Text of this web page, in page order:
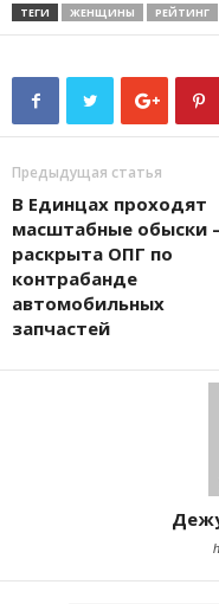
ТЕГИ ЖЕНЩИНЫ РЕЙТИНГ
Предыдущая статья
В Единцах проходят
масштабные обыски
раскрыта ОПГ по
контрабанде
автомобильных
запчастей